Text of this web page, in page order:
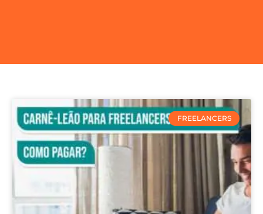
FREELANCERS